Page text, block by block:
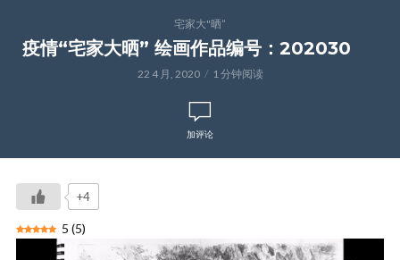
宅家大"晒”
疫情“宅家大晒” 绘画作品编号：202030
22 4 月, 2020 1 分钟阅读
加评论
+4
5 (5)